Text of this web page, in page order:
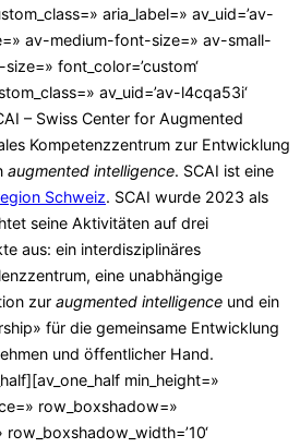
aria_label=» av_uid=’av-
av-medium-font-size=» av-small-
font_color=’custom‘
av_uid=’av-l4cqa53i‘
– Swiss Center for Augmented
Kompetenzzentrum zur Entwicklung
augmented intelligence. SCAI ist eine
Schweiz. SCAI wurde 2023 als
seine Aktivitäten auf drei
aus: ein interdisziplinäres
eine unabhängige
zur augmented intelligence und ein
für die gemeinsame Entwicklung
und öffentlicher Hand.
min_height=»
row_boxshadow=»